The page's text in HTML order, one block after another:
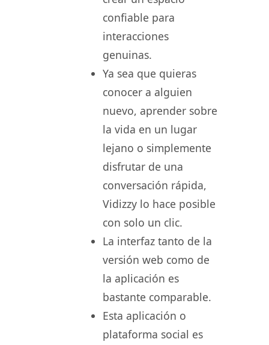
confiable para
interacciones
genuinas.
Ya sea que quieras
conocer a alguien
nuevo, aprender sobre
la vida en un lugar
lejano o simplemente
disfrutar de una
conversación rápida,
Vidizzy lo hace posible
con solo un clic.
La interfaz tanto de la
versión web como de
la aplicación es
bastante comparable.
Esta aplicación o
plataforma social es